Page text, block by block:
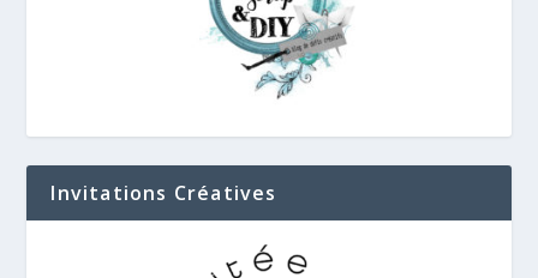
Invitations Créatives